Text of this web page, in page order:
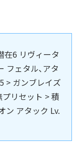
在6 リヴィータ
フェタル､アタ
> ガンブレイズ
リセット > 積
ン アタック Lv.